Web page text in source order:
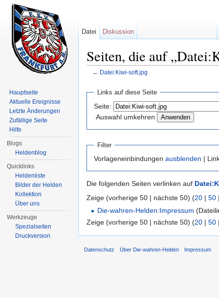
Seiten, die auf
← Datei:Kiwi-soft.jpg
Links auf diese Seite
Seite:
Auswahl umkehren
Filter
Vorlageneinbindungen ausblenden |
Die folgenden Seiten verlinken auf
Zeige (vorherige 50 | nächste 50) (20 | 50
Die-wahren-Helden:Impressum
Zeige (vorherige 50 | nächste 50) (20 | 50
Datei Diskussion
Hauptseite
Aktuelle Ereignisse
Letzte Änderungen
Zufällige Seite
Hilfe
Blogs
Heldenblog
Quicklinks
Heldenliste
Bilder der Helden
Kollektion
Über uns
Werkzeuge
Spezialseiten
Druckversion
Datenschutz Über Die-wahren-Helden Impressum